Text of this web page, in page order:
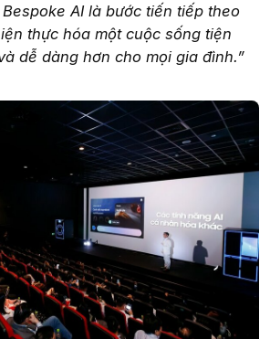
AI là bước tiến tiếp theo
thực hóa một cuộc sống tiện
dễ dàng hơn cho mọi gia đình.”